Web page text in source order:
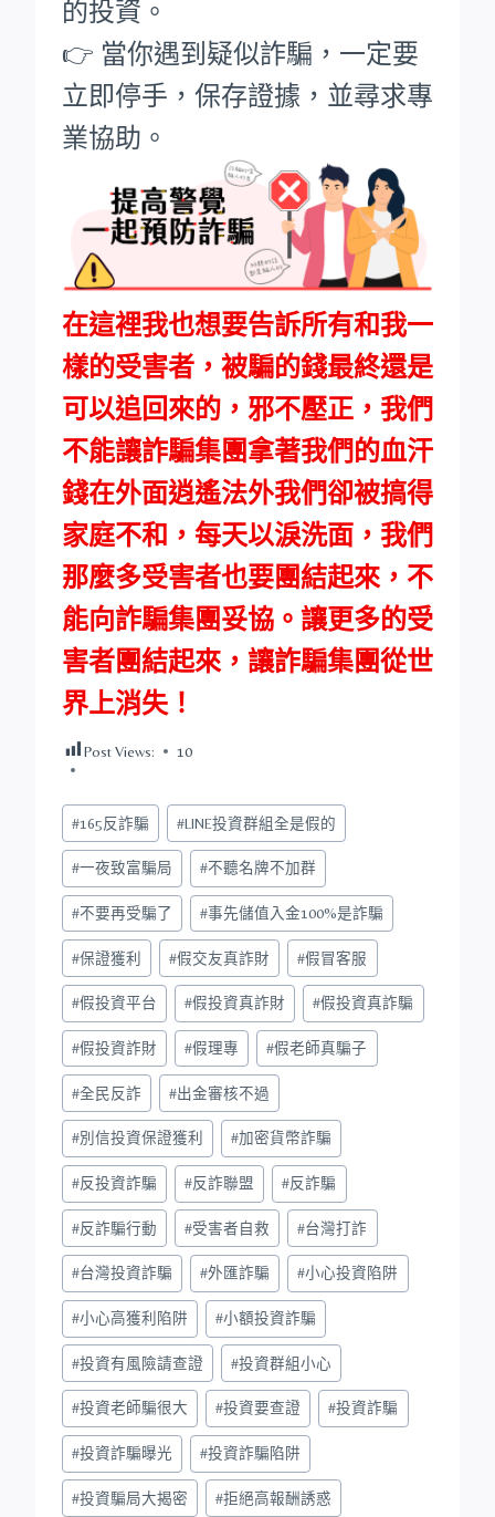
的投資。
👉 當你遇到疑似詐騙，一定要
立即停手，保存證據，並尋求專
業協助。
在這裡我也想要告訴所有和我一
樣的受害者，被騙的錢最終還是
可以追回來的，邪不壓正，我們
不能讓詐騙集團拿著我們的血汗
錢在外面逍遙法外我們卻被搞得
家庭不和，每天以淚洗面，我們
那麼多受害者也要團結起來，不
能向詐騙集團妥協。讓更多的受
害者團結起來，讓詐騙集團從世
界上消失！
Post Views: 10
Post
Tags:
#165反詐騙 #LINE投資群組全是假的
#一夜致富騙局 #不聽名牌不加群
#不要再受騙了 #事先儲值入金100%是詐騙
#保證獲利 #假交友真詐財 #假冒客服
#假投資平台 #假投資真詐財 #假投資真詐騙
#假投資詐財 #假理專 #假老師真騙子
#全民反詐 #出金審核不過
#別信投資保證獲利 #加密貨幣詐騙
#反投資詐騙 #反詐聯盟 #反詐騙
#反詐騙行動 #受害者自救 #台灣打詐
#台灣投資詐騙 #外匯詐騙 #小心投資陷阱
#小心高獲利陷阱 #小額投資詐騙
#投資有風險請查證 #投資群組小心
#投資老師騙很大 #投資要查證 #投資詐騙
#投資詐騙曝光 #投資詐騙陷阱
#投資騙局大揭密 #拒絕高報酬誘惑